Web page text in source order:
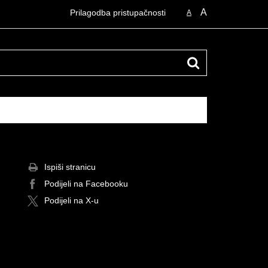
A A
Prilagodba pristupačnosti
Ispiši stranicu
Podijeli na Facebooku
Podijeli na X-u